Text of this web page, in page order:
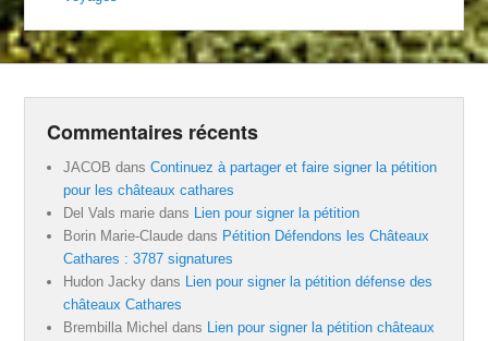
Commentaires récents
JACOB dansContinuez à partager et faire signer la pétition
pour les châteaux cathares
Del Vals marie dans Lien pour signer la pétition
Borin Marie-Claude dans Pétition Défendons les Châteaux
Cathares : 3787 signatures
Hudon Jacky dans Lien pour signer la pétition défense des
châteaux Cathares
Brembilla Michel dans Lien pour signer la pétition châteaux